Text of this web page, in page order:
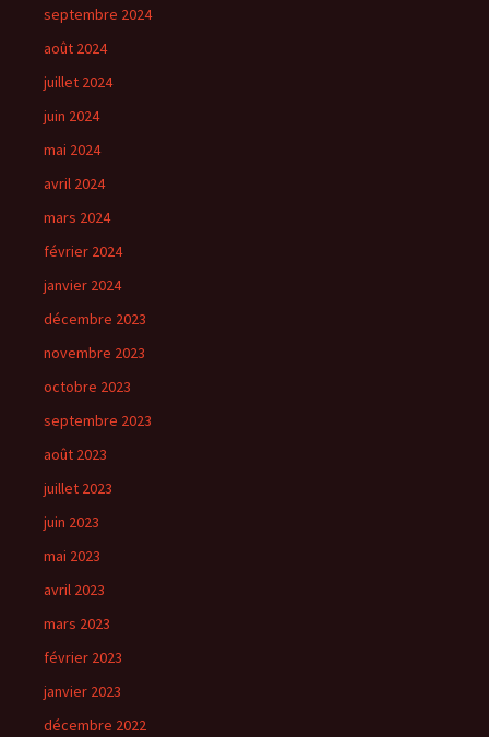
septembre 2024
août 2024
juillet 2024
juin 2024
mai 2024
avril 2024
mars 2024
février 2024
janvier 2024
décembre 2023
novembre 2023
octobre 2023
septembre 2023
août 2023
juillet 2023
juin 2023
mai 2023
avril 2023
mars 2023
février 2023
janvier 2023
décembre 2022